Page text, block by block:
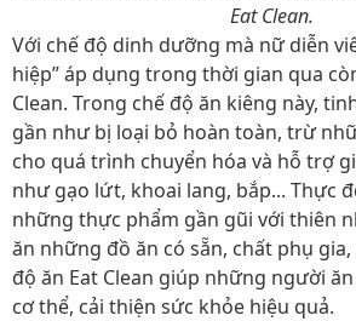
Eat Clean.
Với chế độ dinh dưỡng mà nữ diễn
hiệp” áp dụng trong thời gian qua
Clean. Trong chế độ ăn kiêng này,
gần như bị loại bỏ hoàn toàn, trừ
cho quá trình chuyển hóa và hỗ trợ
như gạo lứt, khoai lang, bắp... Thực
những thực phẩm gần gũi với thiên
ăn những đồ ăn có sẵn, chất phụ
độ ăn Eat Clean giúp những người
cơ thể, cải thiện sức khỏe hiệu quả.